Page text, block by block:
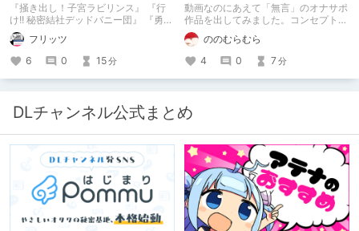
『掻き出し！子宮ラビリンス』 『行
け!! 秘密結社デッドバニー団』 『勇者
ミアとツンツン猫サキュバス ~それで
も勇者はコロせない!~』 『めいどいん
めいど！』 本記事はねくすとテーマ
「人に薦めづらいけど好きな作
品」”ではない”です。 好きだったら人
フリッツ
6
0 15分
動画なのにあえて「無言」のオナサポ
作品を出してみました。コンセプト通
りのものは作れたのですが、肝心の売
上がね……
ののむらむら
4
0 7分
DLチャンネル公式まとめ